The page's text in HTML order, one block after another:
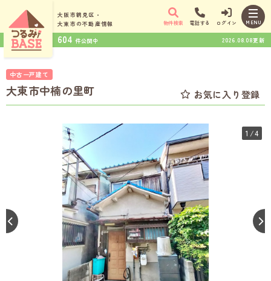
大阪市鶴見区・
大東市の不動産情報 物件検索 電話する ログイン MENU
604 件公開中 2026.08.08更新
中古一戸建て
大東市中楠の里町 お気に入り登録
1 /4